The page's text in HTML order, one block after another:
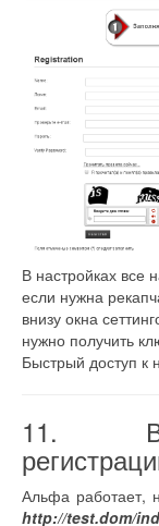
В настройках все
если нужна
внизу окна
нужно получить
Быстрый доступ к
11.
Альфа работает,
http://test.dom/